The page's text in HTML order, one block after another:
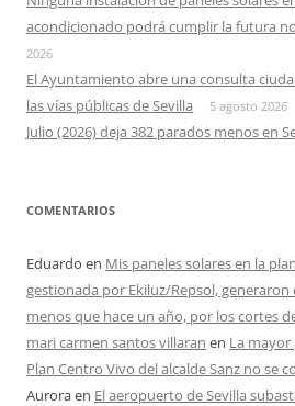
acondicionado podrá cumplir la futura
2026
El Ayuntamiento abre una consulta
las vías públicas de Sevilla
5 agosto 2026
Julio (2026) deja 382 parados menos en
COMENTARIOS
Eduardo en Mis paneles solares en la
gestionada por Ekiluz/Repsol, generaron
menos que hace un año, por los cortes
mari carmen santos villaran en La mayor
Plan Centro Vivo del alcalde Sanz no se
Auroraen El aeropuerto de Sevilla